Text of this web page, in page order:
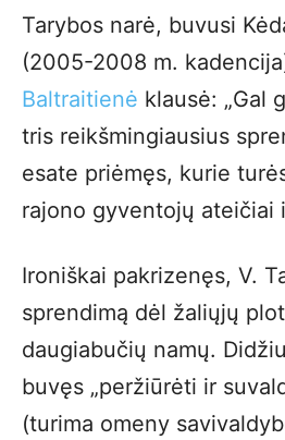
Tarybos narė, buvusi
(2005-2008 m.
Baltraitienė klausė: „Gal
tris reikšmingiausius
esate priėmęs, kurie
rajono gyventojų ateičiai
Ironiškai pakrizenęs, V.
sprendimą dėl žaliųjų
daugiabučių namų.
buvęs „peržiūrėti ir
(turima omeny